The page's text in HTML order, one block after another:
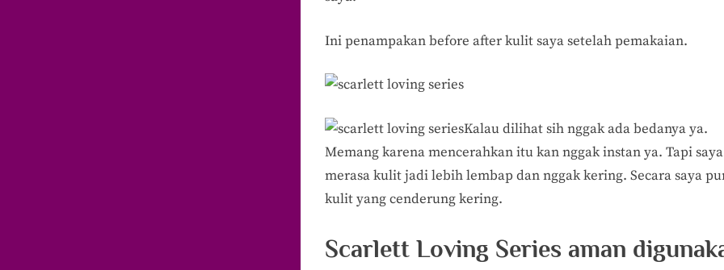
Ini penampakan before after kulit saya setelah pemakaian.
Kalau dilihat sih nggak ada bedanya ya.
Memang karena mencerahkan itu kan nggak instan ya. Tapi saya
merasa kulit jadi lebih lembap dan nggak kering. Secara saya
kulit yang cenderung kering.
Scarlett Loving Series aman